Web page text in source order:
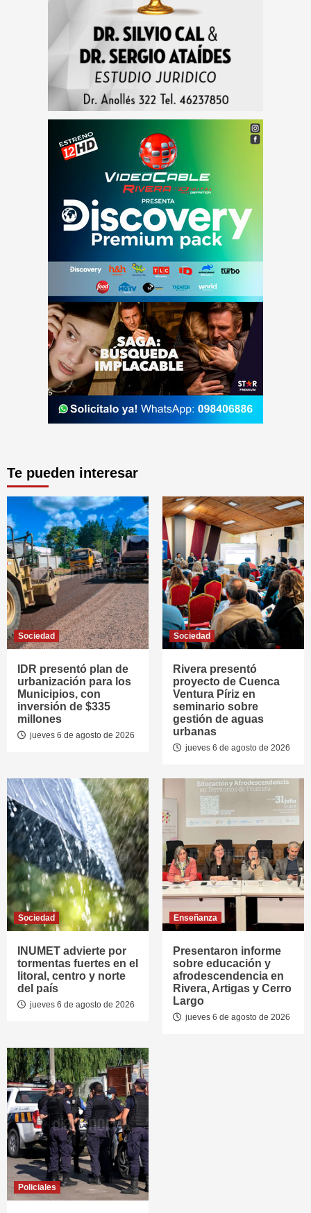
Te pueden interesar
Sociedad
IDR presentó plan de
urbanización para los
Municipios, con
inversión de $335
millones
jueves 6 de agosto de 2026
Sociedad
Rivera presentó
proyecto de Cuenca
Ventura Píriz en
seminario sobre
gestión de aguas
urbanas
jueves 6 de agosto de 2026
Sociedad
INUMET advierte por
tormentas fuertes en el
litoral, centro y norte
del país
jueves 6 de agosto de 2026
Enseñanza
Presentaron informe
sobre educación y
afrodescendencia en
Rivera, Artigas y Cerro
Largo
jueves 6 de agosto de 2026
Policiales